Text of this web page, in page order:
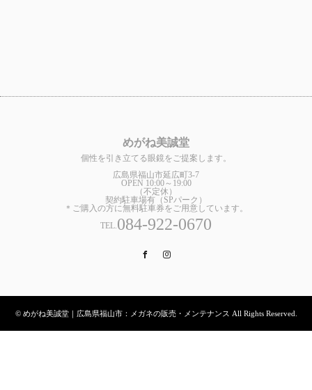
めがね美誠堂
個性を引き立てる眼鏡をご提案します。
広島県福山市延広町3-7
OPEN 10:00～19:00
（不定休）
契約駐車場有（SPパーク）
＊ご購入の方に無料駐車券をご用意しています。
TEL.084-922-0670
Facebook
© めがね美誠堂｜広島県福山市：メガネの販売・メンテナンス All Rights Reserved.